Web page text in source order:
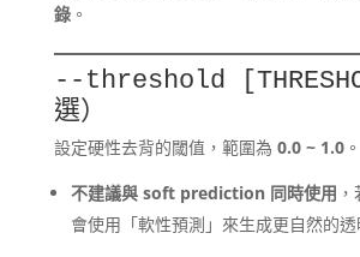
錄。
--threshold
選）
設定硬性去背的閾值，範圍為 0.0 ~ 1.0。
不建議與 soft prediction 同時使用
會使用「軟性預測」來生成更自然的透